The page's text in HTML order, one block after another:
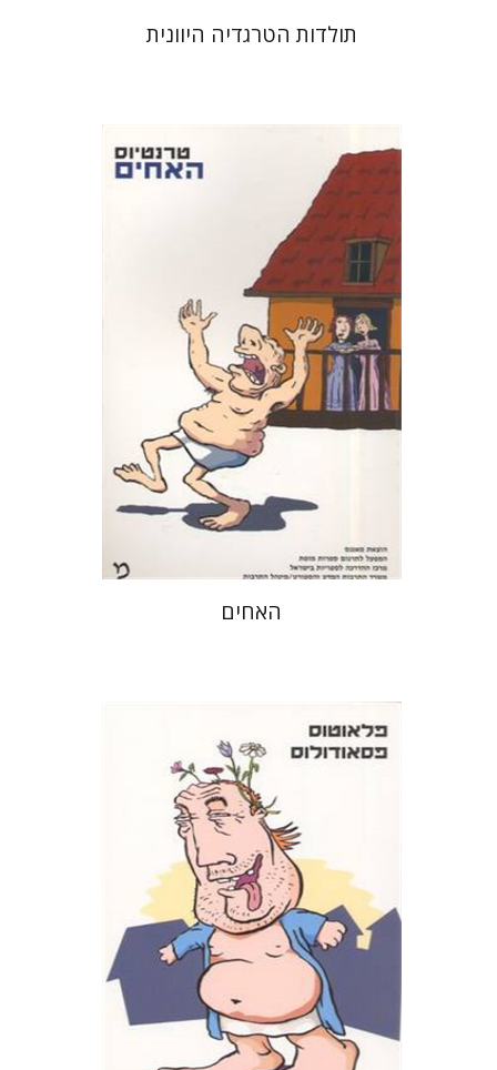
תולדות הטרגדיה היוונית
פובליוס טרנטיוס
דבורה גילולה
הנחת אתר ספר מודפס
$23
$21
האחים
דבורה גילולה
הנחת אתר ספר מודפס